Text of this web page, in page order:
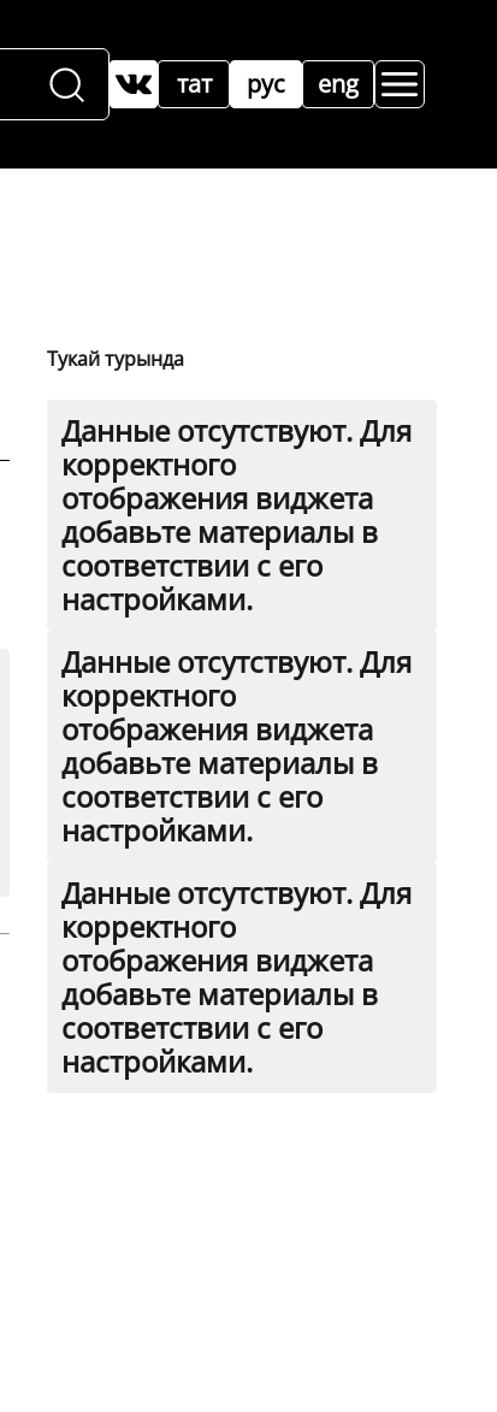
рус
тат eng
Тукай турында
Данные отсутствуют. Для
корректного
отображения виджета
добавьте материалы в
соответствии с его
настройками.
Данные отсутствуют. Для
корректного
отображения виджета
добавьте материалы в
соответствии с его
настройками.
Данные отсутствуют. Для
корректного
отображения виджета
добавьте материалы в
соответствии с его
настройками.